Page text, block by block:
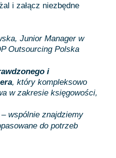
i załącz niezbędne
Junior Manager w
Outsourcing Polska
i
, który kompleksowo
w zakresie księgowości,
– wspólnie znajdziemy
do potrzeb